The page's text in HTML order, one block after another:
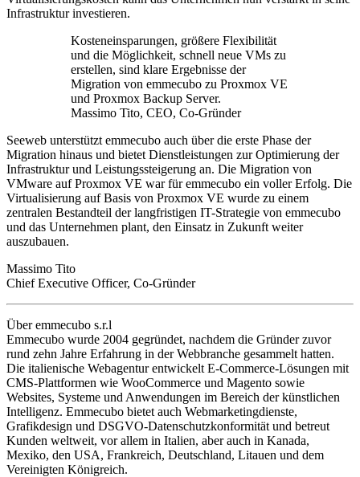
Infrastruktur investieren.
Kosteneinsparungen, größere Flexibilität
und die Möglichkeit, schnell neue VMs zu
erstellen, sind klare Ergebnisse der
Migration von emmecubo zu Proxmox VE
und Proxmox Backup Server.
Massimo Tito, CEO, Co-Gründer
Seeweb unterstützt emmecubo auch über die erste Phase der
Migration hinaus und bietet Dienstleistungen zur Optimierung der
Infrastruktur und Leistungssteigerung an. Die Migration von
VMware auf Proxmox VE war für emmecubo ein voller Erfolg. Die
Virtualisierung auf Basis von Proxmox VE wurde zu einem
zentralen Bestandteil der langfristigen IT-Strategie von emmecubo
und das Unternehmen plant, den Einsatz in Zukunft weiter
auszubauen.
Massimo Tito
Chief Executive Officer, Co-Gründer
Über emmecubo s.r.l
Emmecubo wurde 2004 gegründet, nachdem die Gründer zuvor
rund zehn Jahre Erfahrung in der Webbranche gesammelt hatten.
Die italienische Webagentur entwickelt E-Commerce-Lösungen mit
CMS-Plattformen wie WooCommerce und Magento sowie
Websites, Systeme und Anwendungen im Bereich der künstlichen
Intelligenz. Emmecubo bietet auch Webmarketingdienste,
Grafikdesign und DSGVO-Datenschutzkonformität und betreut
Kunden weltweit, vor allem in Italien, aber auch in Kanada,
Mexiko, den USA, Frankreich, Deutschland, Litauen und dem
Vereinigten Königreich.